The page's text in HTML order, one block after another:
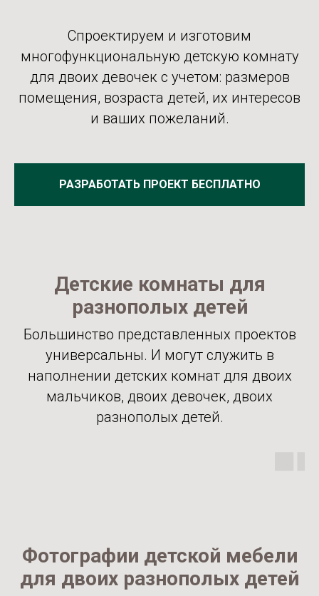
Спроектируем и изготовим
многофункциональную детскую комнату
для двоих девочек с учетом: размеров
помещения, возраста детей, их интересов
и ваших пожеланий.
РАЗРАБОТАТЬ ПРОЕКТ БЕСПЛАТНО
Детские комнаты для
разнополых детей
Большинство представленных проектов
универсальны. И могут служить в
наполнении детских комнат для двоих
мальчиков, двоих девочек, двоих
разнополых детей.
Фотографии детской мебели
для двоих разнополых детей